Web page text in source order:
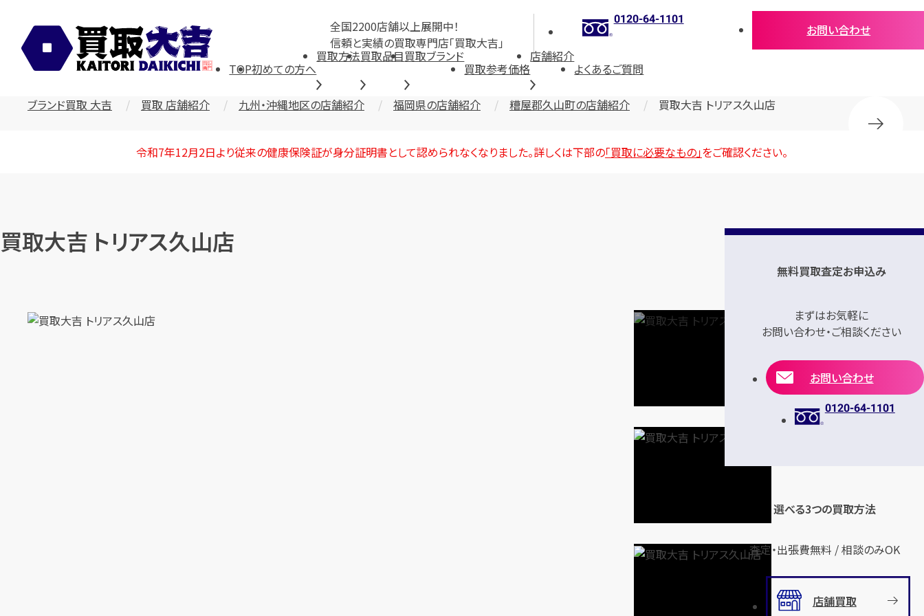
全国2200店舗以上展開中！
信頼と実績の買取専門店「買取大吉」
0120-64-1101
お問い合わせ
TOP初めての方へ
買取方法買取品目買取ブランド
買取参考価格
店舗紹介
よくあるご質問
ブランド買取 大吉 買取 店舗紹介 九州・沖縄地区の店舗紹介 福岡県の店舗紹介 糟屋郡久山町の店舗紹介 買取大吉 トリアス久山店
令和7年12月2日より従来の健康保険証が身分証明書として認められなくなりました。詳しくは下部の「買取に必要なもの」をご確認ください。
買取大吉 トリアス久山店
無料買取査定お申込み
まずはお気軽に
お問い合わせ・ご相談ください
お問い合わせ
0120-64-1101
選べる3つの買取方法
査定・出張費無料 / 相談のみOK
店舗買取